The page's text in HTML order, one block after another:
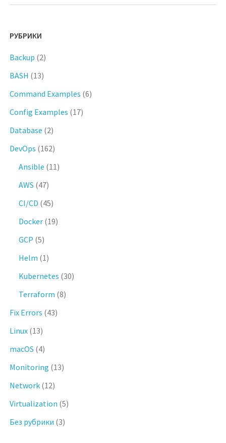
РУБРИКИ
Backup (2)
BASH (13)
Command Examples (6)
Config Examples (17)
Database (2)
DevOps (162)
Ansible (11)
AWS (47)
CI/CD (45)
Docker (19)
GCP (5)
Helm (1)
Kubernetes (30)
Terraform (8)
Fix Errors (43)
Linux (13)
macOS (4)
Monitoring (13)
Network (12)
Virtualization (5)
Без рубрики (3)